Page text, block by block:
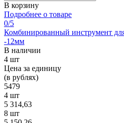
В корзину
Подробнее о товаре
0/5
Комбинированный инструмент
-12мм
В наличии
4 шт
Цена за единицу
(в рублях)
5479
4 шт
5 314,63
8 шт